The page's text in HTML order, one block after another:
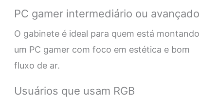
PC gamer intermediário ou avançado
O gabinete é ideal para quem está montando
um PC gamer com foco em estética e bom
fluxo de ar.
Usuários que usam RGB